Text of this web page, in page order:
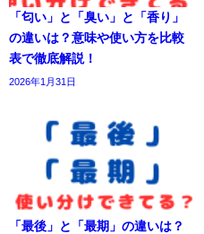
「匂い」と「臭い」と「香り」
の違いは？意味や使い方を比較
表で徹底解説！
2026年1月31日
「最後」と「最期」の違いは？